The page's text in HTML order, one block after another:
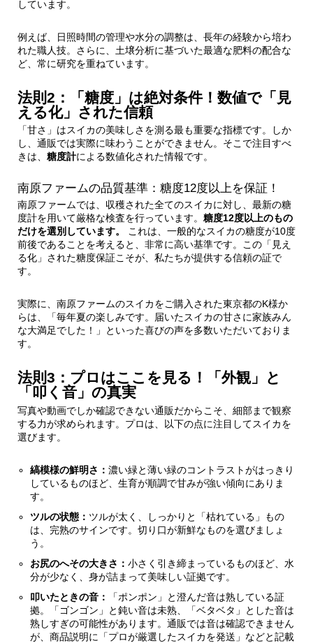
しています。
例えば、日照時間の管理や水分の調整は、長年の経験から培わ
れた職人技。さらに、土壌分析に基づいた最適な肥料の配合な
ど、常に研究を重ねています。
法則2：「糖度」は絶対条件！数値で「見
える化」された信頼
「甘さ」はスイカの美味しさを測る最も重要な指標です。しか
し、通販では実際に味わうことができません。そこで注目すべ
きは、 糖度計による数値化された情報です。
南原ファームの品質基準：糖度12度以上を保証！
南原ファームでは、収穫された全てのスイカに対し、最新の糖
度計を用いて厳格な検査を行っています。 糖度12度以上のもの
だけを選別しています。
これは、一般的なスイカの糖度が10度
前後であることを考えると、非常に高い基準です。この「見え
る化」された糖度保証こそが、私たちが提供する信頼の証で
す。
実際に、南原ファームのスイカをご購入された東京都のK様か
らは、「毎年夏の楽しみです。届いたスイカの甘さに家族みん
な大満足でした！」といった喜びの声を多数いただいておりま
す。
法則3：プロはここを見る！「外観」と
「叩く音」の真実
写真や動画でしか確認できない通販だからこそ、細部まで観察
する力が求められます。プロは、以下の点に注目してスイカを
選びます。
縞模様の鮮明さ：濃い緑と薄い緑のコントラストがはっきり
しているものほど、生育が順調で甘みが強い傾向にありま
す。
ツルの状態： ツルが太く、しっかりと「枯れている」もの
は、完熟のサインです。切り口が新鮮なものを選びましょ
う。
お尻のへその大きさ：小さく引き締まっているものほど、水
分が少なく、身が詰まって美味しい証拠です。
叩いたときの音：
「ポンポン」と澄んだ音は熟している証
拠。「ゴンゴン」と鈍い音は未熟、「ベタベタ」とした音は
熟しすぎの可能性があります。通販では音は確認できません
が、商品説明に「プロが厳選したスイカを発送」などと記載